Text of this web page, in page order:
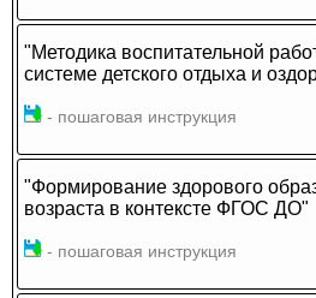
"Методика воспитательной
системе детского отдыха и
- пошаговая инструкция
"Формирование здорового
возраста в контексте ФГОС ДО"
- пошаговая инструкция